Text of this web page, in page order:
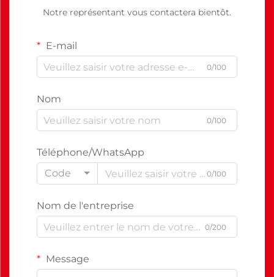
Notre représentant vous contactera bientôt.
E-mail
0/100
Nom
0/100
Téléphone/WhatsApp
Code
0/100
Nom de l'entreprise
0/200
Message